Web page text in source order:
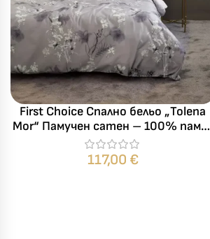
First Choice Спално бельо „Tolena
Mor“ Памучен сатен – 100% памук
– 7 части – за спалня с два плика
117,00 €